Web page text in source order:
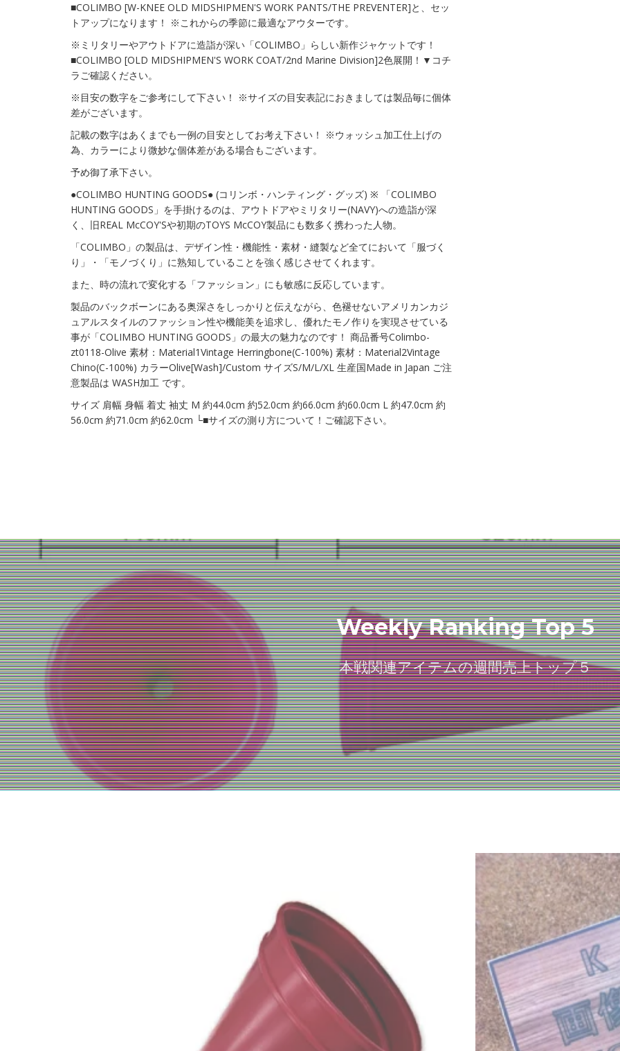
■COLIMBO [W-KNEE OLD MIDSHIPMEN'S WORK PANTS/THE PREVENTER]と、セッ
トアップになります！ ※これからの季節に最適なアウターです。
※ミリタリーやアウトドアに造詣が深い「COLIMBO」らしい新作ジャケットです！
■COLIMBO [OLD MIDSHIPMEN'S WORK COAT/2nd Marine Division]2色展開！▼コチ
ラご確認ください。
※目安の数字をご参考にして下さい！ ※サイズの目安表記におきましては製品毎に個体
差がございます。
記載の数字はあくまでも一例の目安としてお考え下さい！ ※ウォッシュ加工仕上げの
為、カラーにより微妙な個体差がある場合もございます。
予め御了承下さい。
●COLIMBO HUNTING GOODS● (コリンボ・ハンティング・グッズ) ※ 「COLIMBO
HUNTING GOODS」を手掛けるのは、アウトドアやミリタリー(NAVY)への造詣が深
く、旧REAL McCOY'Sや初期のTOYS McCOY製品にも数多く携わった人物。
「COLIMBO」の製品は、デザイン性・機能性・素材・縫製など全てにおいて「服づく
り」・「モノづくり」に熟知していることを強く感じさせてくれます。
また、時の流れで変化する「ファッション」にも敏感に反応しています。
製品のバックボーンにある奥深さをしっかりと伝えながら、色褪せないアメリカンカジ
ュアルスタイルのファッション性や機能美を追求し、優れたモノ作りを実現させている
事が「COLIMBO HUNTING GOODS」の最大の魅力なのです！ 商品番号Colimbo-
zt0118-Olive 素材：Material1Vintage Herringbone(C-100%) 素材：Material2Vintage
Chino(C-100%) カラーOlive[Wash]/Custom サイズS/M/L/XL 生産国Made in Japan ご注
意製品は WASH加工 です。
サイズ 肩幅 身幅 着丈 袖丈 M 約44.0cm 約52.0cm 約66.0cm 約60.0cm L 約47.0cm 約
56.0cm 約71.0cm 約62.0cm └■サイズの測り方について！ご確認下さい。
Weekly Ranking Top 5
本戦関連アイテムの週間売上トップ５